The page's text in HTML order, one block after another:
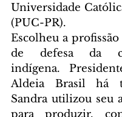
Universidade
(PUC-PR).
Escolheu a
de defesa da
indígena.
Aldeia Brasil há
Sandra utilizou seu
para produzir,